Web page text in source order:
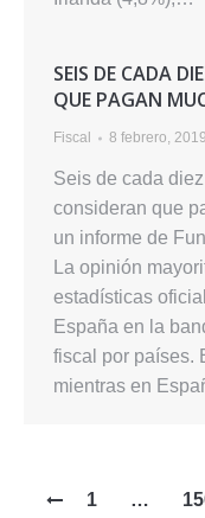
SEIS DE CADA
QUE PAGAN
Fiscal 8 febrero, 2019
Seis de cada
consideran que
un informe de
La opinión
estadísticas
España en la
fiscal por países.
mientras en
1 …